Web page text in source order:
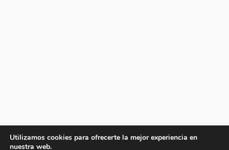
Utilizamos cookies para ofrecerte la mejor experiencia en
nuestra web.